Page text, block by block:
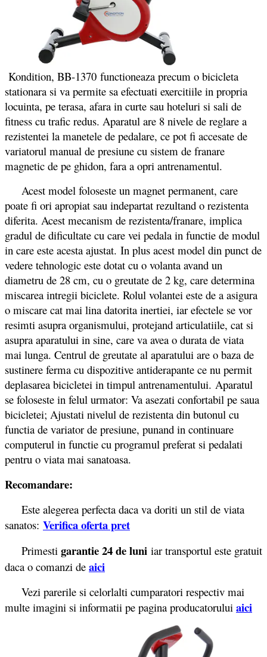
Kondition, BB-1370 functioneaza precum o bicicleta
stationara si va permite sa efectuati exercitiile in propria
locuinta, pe terasa, afara in curte sau hoteluri si sali de
fitness cu trafic redus. Aparatul are 8 nivele de reglare a
rezistentei la manetele de pedalare, ce pot fi accesate de
variatorul manual de presiune cu sistem de franare
magnetic de pe ghidon, fara a opri antrenamentul.
Acest model foloseste un magnet permanent, care
poate fi ori apropiat sau indepartat rezultand o rezistenta
diferita. Acest mecanism de rezistenta/franare, implica
gradul de dificultate cu care vei pedala in functie de modul
in care este acesta ajustat. In plus acest model din punct de
vedere tehnologic este dotat cu o volanta avand un
diametru de 28 cm, cu o greutate de 2 kg, care determina
miscarea intregii biciclete. Rolul volantei este de a asigura
o miscare cat mai lina datorita inertiei, iar efectele se vor
resimti asupra organismului, protejand articulatiile, cat si
asupra aparatului in sine, care va avea o durata de viata
mai lunga. Centrul de greutate al aparatului are o baza de
sustinere ferma cu dispozitive antiderapante ce nu permit
deplasarea bicicletei in timpul antrenamentului. Aparatul
se foloseste in felul urmator: Va asezati confortabil pe saua
bicicletei; Ajustati nivelul de rezistenta din butonul cu
functia de variator de presiune, punand in continuare
computerul in functie cu programul preferat si pedalati
pentru o viata mai sanatoasa.
Recomandare:
Este alegerea perfecta daca va doriti un stil de viata
sanatos: Verifica oferta pret
Primesti garantie 24 de luni iar transportul este gratuit
daca o comanzi de aici
Vezi parerile si celorlalti cumparatori respectiv mai
multe imagini si informatii pe pagina producatorului aici